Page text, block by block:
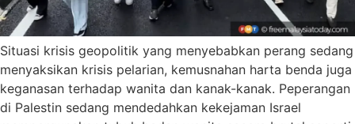
Situasi krisis geopolitik yang menyebabkan perang sedang
menyaksikan krisis pelarian, kemusnahan harta benda juga
keganasan terhadap wanita dan kanak-kanak. Peperangan
di Palestin sedang mendedahkan kekejaman Israel